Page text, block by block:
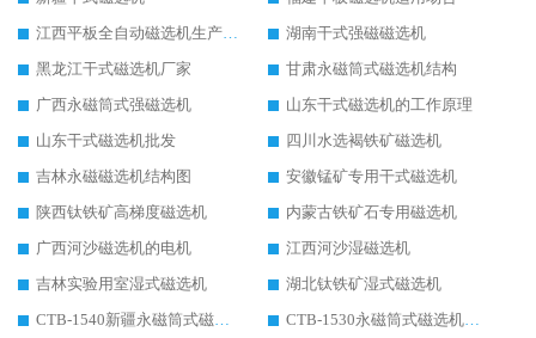
江西平板全自动磁选机生产厂家
湖南干式强磁磁选机
黑龙江干式磁选机厂家
甘肃永磁筒式磁选机结构
广西永磁筒式强磁选机
山东干式磁选机的工作原理
山东干式磁选机批发
四川水选褐铁矿磁选机
吉林永磁磁选机结构图
安徽锰矿专用干式磁选机
陕西钛铁矿高梯度磁选机
内蒙古铁矿石专用磁选机
广西河沙磁选机的电机
江西河沙湿磁选机
吉林实验用室湿式磁选机
湖北钛铁矿湿式磁选机
CTB-1540新疆永磁筒式磁选机
CTB-1530永磁筒式磁选机代理商